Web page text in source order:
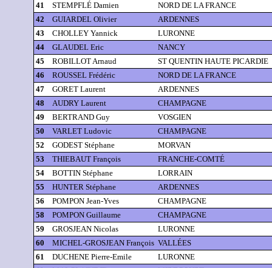
41
STEMPFLÉ Damien
NORD DE LA FRANCE
42
GUIARDEL Olivier
ARDENNES
43
CHOLLEY Yannick
LURONNE
44
GLAUDEL Eric
NANCY
45
ROBILLOT Arnaud
ST QUENTIN HAUTE PICARDIE
46
ROUSSEL Frédéric
NORD DE LA FRANCE
47
GORET Laurent
ARDENNES
48
AUDRY Laurent
CHAMPAGNE
49
BERTRAND Guy
VOSGIEN
50
VARLET Ludovic
CHAMPAGNE
52
GODEST Stéphane
MORVAN
53
THIEBAUT François
FRANCHE-COMTÉ
54
BOTTIN Stéphane
LORRAIN
55
HUNTER Stéphane
ARDENNES
56
POMPON Jean-Yves
CHAMPAGNE
58
POMPON Guillaume
CHAMPAGNE
59
GROSJEAN Nicolas
LURONNE
60
MICHEL-GROSJEAN François VALLÉES
61
DUCHENE Pierre-Emile
LURONNE